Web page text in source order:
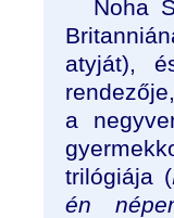
Noha
atyját),
a
trilógiája (
én